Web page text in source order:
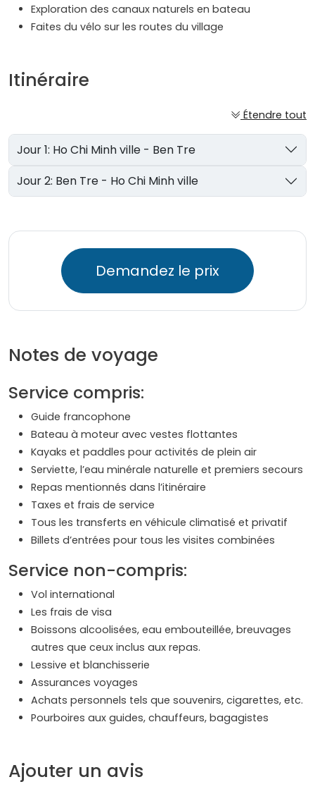
Exploration des canaux naturels en bateau
Faites du vélo sur les routes du village
Itinéraire
Étendre tout
Jour 1: Ho Chi Minh ville - Ben Tre
Jour 2: Ben Tre - Ho Chi Minh ville
Demandez le prix
Notes de voyage
Service compris:
Guide francophone
Bateau à moteur avec vestes flottantes
Kayaks et paddles pour activités de plein air
Serviette, l’eau minérale naturelle et premiers secours
Repas mentionnés dans l’itinéraire
Taxes et frais de service
Tous les transferts en véhicule climatisé et privatif
Billets d’entrées pour tous les visites combinées
Service non-compris:
Vol international
Les frais de visa
Boissons alcoolisées, eau embouteillée, breuvages
autres que ceux inclus aux repas.
Lessive et blanchisserie
Assurances voyages
Achats personnels tels que souvenirs, cigarettes, etc.
Pourboires aux guides, chauffeurs, bagagistes
Ajouter un avis